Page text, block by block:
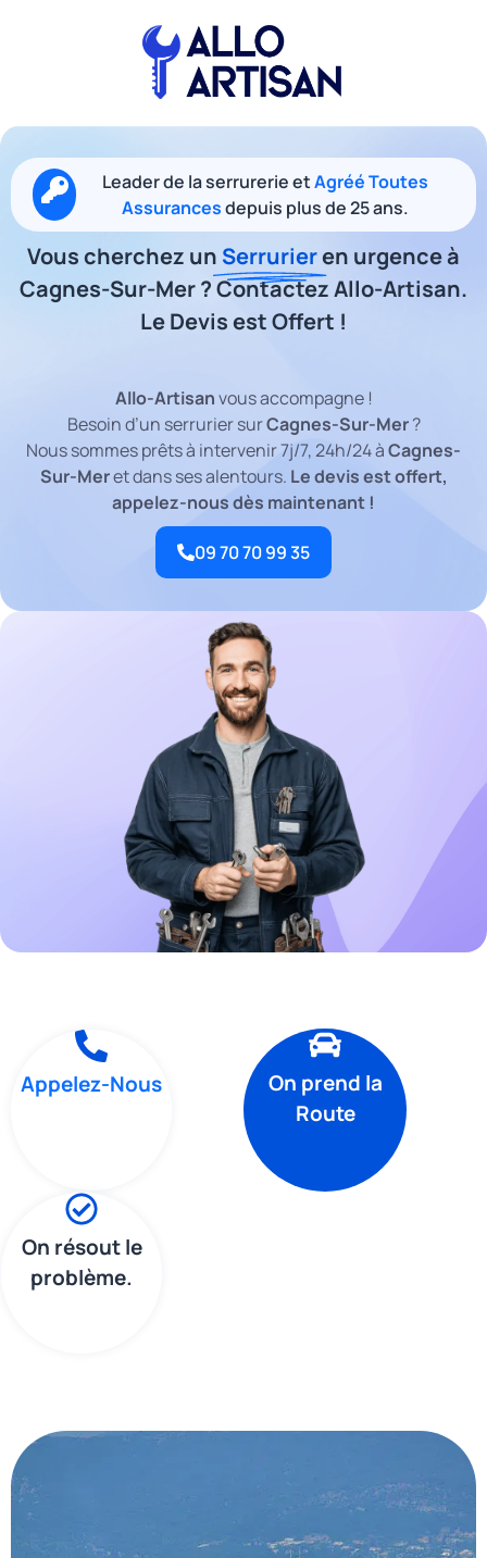
Leader de la serrurerie etAgréé Toutes
Assurancesdepuis plus de 25 ans.
Vous cherchez un Serrurieren urgence à
Cagnes-Sur-Mer ? Contactez Allo-Artisan.
Le Devis est Offert !
Allo-Artisanvous accompagne !
Besoin d’un serrurier surCagnes-Sur-Mer?
Nous sommes prêts à intervenir 7j/7, 24h/24 àCagnes-
Sur-Meret dans ses alentours. Le devis est offert,
appelez-nous dès maintenant !
09 70 70 99 35
Appelez-Nous
On prend la
Route
On résout le
problème.